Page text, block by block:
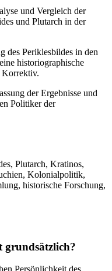
und Vergleich der
und Plutarch in der
des Periklesbildes in den
historiographische
Korrektiv.
der Ergebnisse und
Politiker der
Plutarch, Kratinos,
Kolonialpolitik,
historische Forschung,
grundsätzlich?